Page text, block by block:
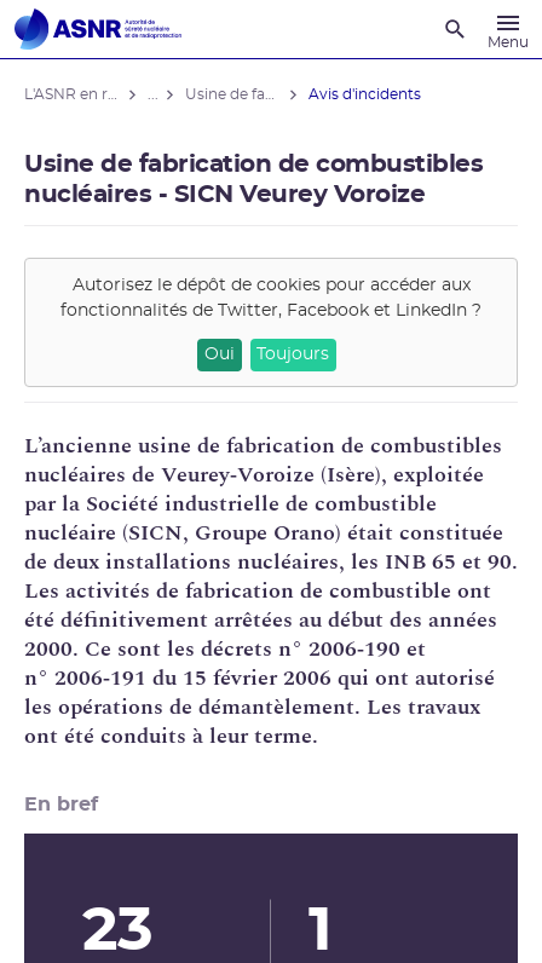
Menu
Avis d'incidents
Usine de fabrication de combustibles
nucléaires - SICN Veurey Voroize
Autorisez le dépôt de cookies pour accéder aux
fonctionnalités de Twitter, Facebook et LinkedIn ?
Oui Toujours
L’ancienne usine de fabrication de combustibles
nucléaires de Veurey‑Voroize (Isère), exploitée
par la Société industrielle de combustible
nucléaire (SICN, Groupe Orano) était constituée
de deux installations nucléaires, les INB65 et 90.
Les activités de fabrication de combustible ont
été définitivement arrêtées au début des années
2000. Ce sont les décrets n° 2006‑190 et
n° 2006‑191 du 15 février 2006 qui ont autorisé
les opérations de démantèlement. Les travaux
ont été conduits à leur terme.
En bref
23 1